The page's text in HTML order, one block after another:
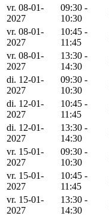
vr. 08-01-
2027
09:30 -
10:30
vr. 08-01-
2027
10:45 -
11:45
vr. 08-01-
2027
13:30 -
14:30
di. 12-01-
2027
09:30 -
10:30
di. 12-01-
2027
10:45 -
11:45
di. 12-01-
2027
13:30 -
14:30
vr. 15-01-
2027
09:30 -
10:30
vr. 15-01-
2027
10:45 -
11:45
vr. 15-01-
2027
13:30 -
14:30